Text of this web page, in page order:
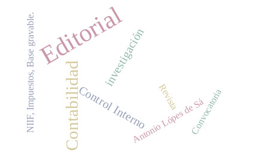
Editorial
ContabilidadControl Interno
investigación
Antonio Lópes de Sá
Revista
NIIF, Impuestos, Base gravable. Convocatoria